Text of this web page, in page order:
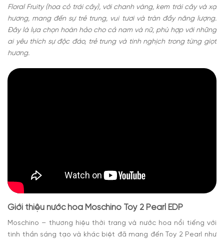
Floral Fruity (hoa cỏ trái cây), với chanh vàng, kem trái cây và xạ
hương, mang đến sự trẻ trung, vui tươi và tràn đầy năng lượng.
Đây là lựa chọn hoàn hảo cho cả nam và nữ, phù hợp với những
ai yêu thích sự độc đáo, trẻ trung và tinh nghịch trong từng giọt
hương.
Giới thiệu nước hoa Moschino Toy 2 Pearl EDP
Moschino – thương hiệu thời trang và nước hoa nổi tiếng với
tinh thần sáng tạo và khác biệt đã mang đến Toy 2 Pearl như